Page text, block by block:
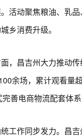
活动聚焦粮油、乳
乡消费升级。
昌吉州大力推动传
余场，累计观看量
完善电商物流配套体
作同步发力。昌吉